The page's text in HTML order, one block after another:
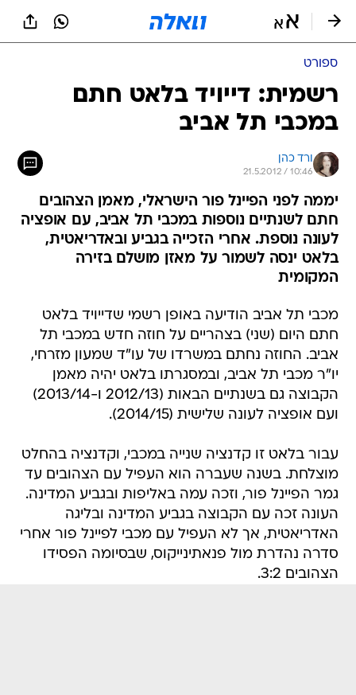
ספורט
רשמית: דייויד בלאט חתם
במכבי תל אביב
ורד כהן
21.5.2012 / 10:46
יממה לפני הפיינל פור הישראלי, מאמן הצהובים
חתם לשנתיים נוספות במכבי תל אביב, עם אופציה
לעונה נוספת. אחרי הזכייה בגביע ובאדריאטית,
בלאט ינסה לשמור על מאזן מושלם בזירה
המקומית
מכבי תל אביב הודיעה באופן רשמי שדייויד בלאט
חתם היום (שני) בצהריים על חוזה חדש במכבי תל
אביב. החוזה נחתם במשרדו של עו"ד שמעון מזרחי,
יו"ר מכבי תל אביב, ובמסגרתו בלאט יהיה מאמן
הקבוצה גם בשנתיים הבאות (2012/13 ו-2013/14)
ועם אופציה לעונה שלישית (2014/15).
עבור בלאט זו קדנציה שנייה במכבי, וקדנציה בהחלט
מוצלחת. בשנה שעברה הוא העפיל עם הצהובים עד
גמר הפיינל פור, וזכה עמה באליפות ובגביע המדינה.
העונה זכה עם הקבוצה בגביע המדינה ובליגה
האדריאטית, אך לא העפיל עם מכבי לפיינל פור אחרי
סדרה נהדרת מול פנאתינייקוס, שבסיומה הפסידו
הצהובים 3:2.